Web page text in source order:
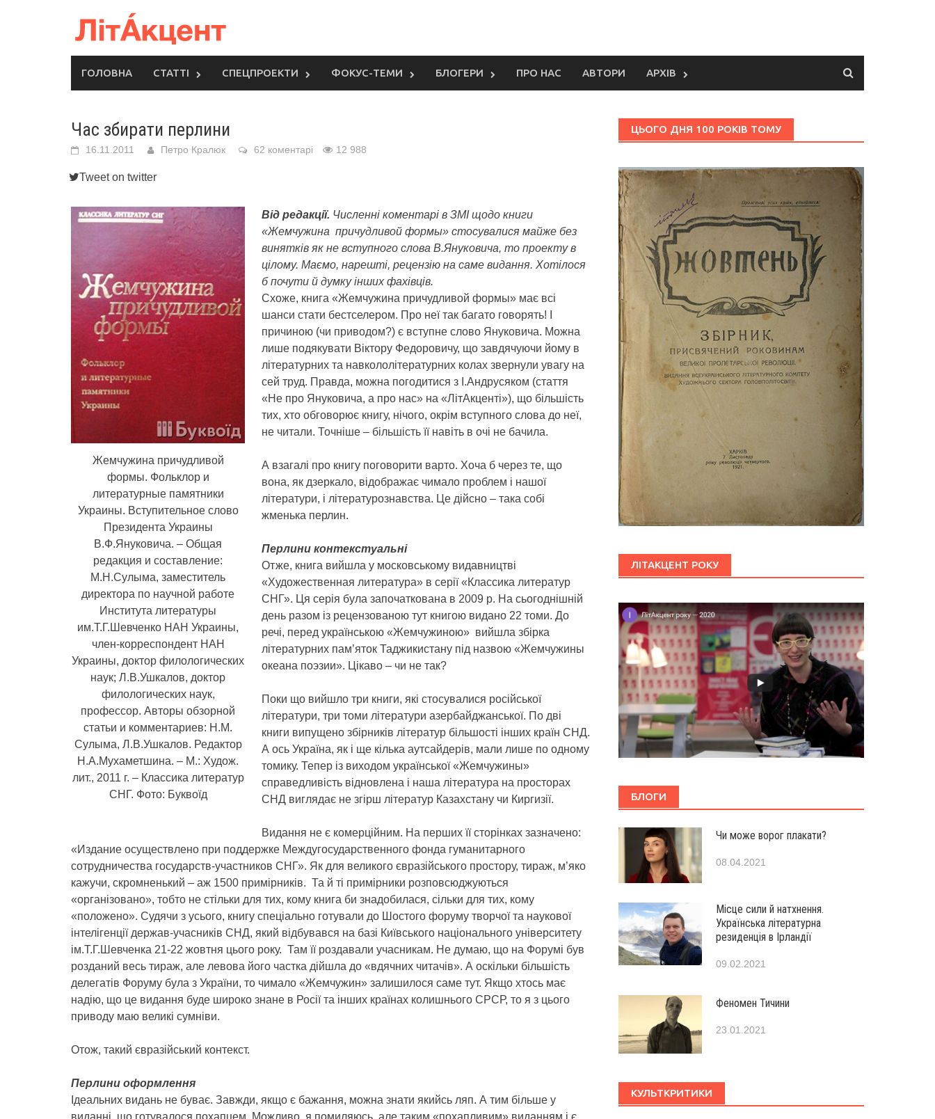
ГОЛОВНА СТАТТІ СПЕЦПРОЕКТИ ФОКУС-ТЕМИ БЛОГЕРИ ПРО НАС АВТОРИ АРХІВ
Час збирати перлини
16.11.2011 Петро Кралюк 62 коментарі 12 988
Tweet on twitter
Жемчужина причудливой
формы. Фольклор и
литературные памятники
Украины. Вступительное слово
Президента Украины
В.Ф.Януковича. – Общая
редакция и составление:
М.Н.Сулыма, заместитель
директора по научной работе
Института литературы
им.Т.Г.Шевченко НАН Украины,
член-корреспондент НАН
Украины, доктор филологических
наук; Л.В.Ушкалов, доктор
филологических наук,
профессор. Авторы обзорной
статьи и комментариев: Н.М.
Сулыма, Л.В.Ушкалов. Редактор
Н.А.Мухаметшина. – М.: Худож.
лит., 2011 г. – Классика литератур
СНГ. Фото: Буквоїд
Від редакції. Численні коментарі в ЗМІ щодо книги
«Жемчужина причудливой формы» стосувалися майже без
винятків як не вступного слова В.Януковича, то проекту в
цілому. Маємо, нарешті, рецензію на саме видання. Хотілося
б почути й думку інших фахівців.
Схоже, книга «Жемчужина причудливой формы» має всі
шанси стати бестселером. Про неї так багато говорять! І
причиною (чи приводом?) є вступне слово Януковича. Можна
лише подякувати Віктору Федоровичу, що завдячуючи йому в
літературних та навкололітературних колах звернули увагу на
сей труд. Правда, можна погодитися з І.Андрусяком (стаття
«Не про Януковича, а про нас» на «ЛітАкценті»), що більшість
тих, хто обговорює книгу, нічого, окрім вступного слова до неї,
не читали. Точніше – більшість її навіть в очі не бачила.
А взагалі про книгу поговорити варто. Хоча б через те, що
вона, як дзеркало, відображає чимало проблем і нашої
літератури, і літературознавства. Це дійсно – така собі
жменька перлин.
Перлини контекстуальні
Отже, книга вийшла у московському видавництві
«Художественная литература» в серії «Классика литератур
СНГ». Ця серія була започаткована в 2009 р. На сьогоднішній
день разом із рецензованою тут книгою видано 22 томи. До
речі, перед українською «Жемчужиною» вийшла збірка
літературних пам’яток Таджикистану під назвою «Жемчужины
океана поэзии». Цікаво – чи не так?
Поки що вийшло три книги, які стосувалися російської
літератури, три томи літератури азербайджанської. По дві
книги випущено збірників літератур більшості інших країн СНД.
А ось Україна, як і ще кілька аутсайдерів, мали лише по одному
томику. Тепер із виходом української «Жемчужины»
справедливість відновлена і наша література на просторах
СНД виглядає не згірш літератур Казахстану чи Киргизії.
Видання не є комерційним. На перших її сторінках зазначено:
«Издание осуществлено при поддержке Междугосударственного фонда гуманитарного
сотрудничества государств-участников СНГ». Як для великого євразійського простору, тираж, м’яко
кажучи, скромненький – аж 1500 примірників. Та й ті примірники розповсюджуються
«організовано», тобто не стільки для тих, кому книга би знадобилася, сільки для тих, кому
«положено». Судячи з усього, книгу спеціально готували до Шостого форуму творчої та наукової
інтелігенції держав-учасників СНД, який відбувався на базі Київського національного університету
ім.Т.Г.Шевченка 21-22 жовтня цього року. Там її роздавали учасникам. Не думаю, що на Форумі був
розданий весь тираж, але левова його частка дійшла до «вдячних читачів». А оскільки більшість
делегатів Форуму була з України, то чимало «Жемчужин» залишилося саме тут. Якщо хтось має
надію, що це видання буде широко знане в Росії та інших країнах колишнього СРСР, то я з цього
приводу маю великі сумніви.
Отож, такий євразійський контекст.
Перлини оформлення
Ідеальних видань не буває. Завжди, якщо є бажання, можна знати якийсь ляп. А тим більше у
виданні, що готувалося похапцем. Можливо, я помиляюсь, але таким «похапливим» виданням і є
ЦЬОГО ДНЯ 100 РОКІВ ТОМУ
ЛІТАКЦЕНТ РОКУ
БЛОГИ
Чи може ворог плакати?
08.04.2021
Місце сили й натхнення.
Українська літературна
резиденція в Ірландії
09.02.2021
Феномен Тичини
23.01.2021
КУЛЬТКРИТИКИ